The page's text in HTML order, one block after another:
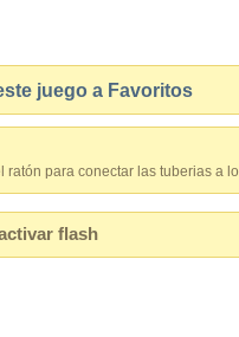
juego a Favoritos
para conectar las tuberias a
flash